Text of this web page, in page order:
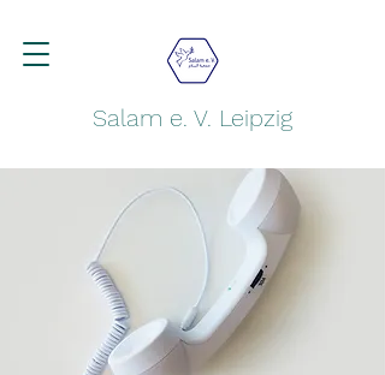
Salam e. V. Leipzig